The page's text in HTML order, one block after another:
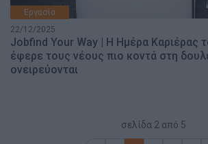
Εργασία
22/12/2025
Jobfind Your Way | Η Ημέρα Καριέρας
έφερε τους νέους πιο κοντά στη
ονειρεύονται
σελίδα 2 από 5